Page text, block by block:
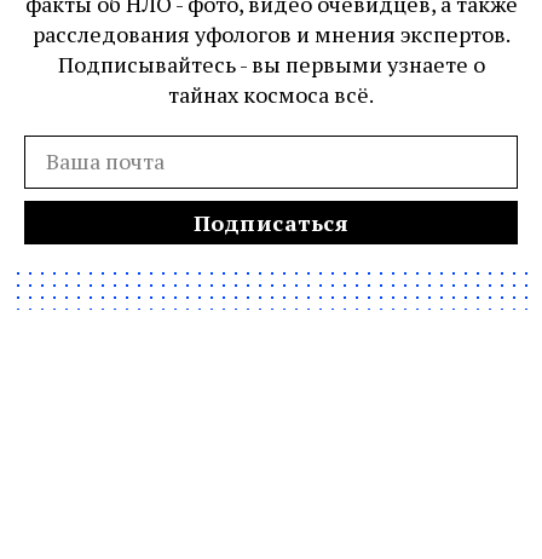
расследования уфологов и мнения экспертов.
Подписывайтесь - вы первыми узнаете о
тайнах космоса всё.
Подписаться